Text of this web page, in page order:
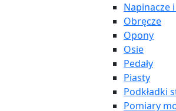
Napinacze
Obręcze
Opony
Osie
Pedały
Piasty
Podkładki
Pomiary